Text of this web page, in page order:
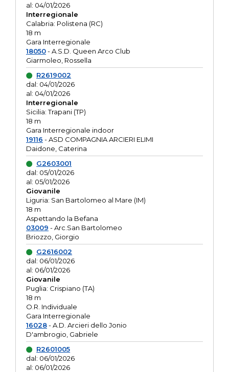
al: 04/01/2026
Interregionale
Calabria: Polistena (RC)
18 m
Gara Interregionale
18050- A.S.D. Queen Arco Club
Giarmoleo, Rossella
R2619002
dal: 04/01/2026
al: 04/01/2026
Interregionale
Sicilia: Trapani (TP)
18 m
Gara Interregionale indoor
19116 - ASD COMPAGNIA ARCIERI ELIMI
Daidone, Caterina
G2603001
dal: 05/01/2026
al: 05/01/2026
Giovanile
Liguria: San Bartolomeo al Mare (IM)
18 m
Aspettando la Befana
03009 - Arc.San Bartolomeo
Briozzo, Giorgio
G2616002
dal: 06/01/2026
al: 06/01/2026
Giovanile
Puglia: Crispiano (TA)
18 m
O.R. Individuale
Gara Interregionale
16028- A.D. Arcieri dello Jonio
D'ambrogio, Gabriele
R2601005
dal: 06/01/2026
al: 06/01/2026